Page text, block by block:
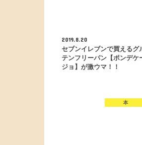
2019.8.20
セブンイレブンで買えるグ
テンフリーパン【ポンデケ
ジョ】が激ウマ！！
本